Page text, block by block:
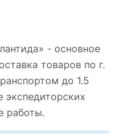
- основное
товаров по г.
до 1.5
экспедиторских
работы.